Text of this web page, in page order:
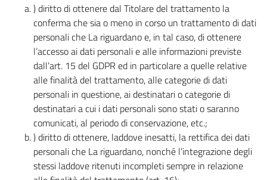
) diritto di ottenere dal Titolare del trattamento la
conferma che sia o meno in corso un trattamento di dati
personali che La riguardano e, in tal caso, di ottenere
l’accesso ai dati personali e alle informazioni previste
dall’art. 15 del GDPR ed in particolare a quelle relative
alle finalità del trattamento, alle categorie di dati
personali in questione, ai destinatari o categorie di
destinatari a cui i dati personali sono stati o saranno
comunicati, al periodo di conservazione, etc.;
) diritto di ottenere, laddove inesatti, la rettifica dei dati
personali che La riguardano, nonché l’integrazione degli
stessi laddove ritenuti incompleti sempre in relazione